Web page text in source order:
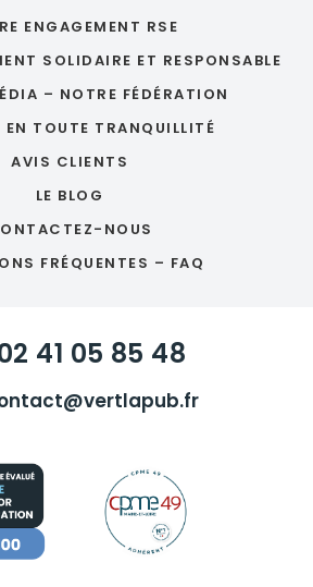
ENGAGEMENT RSE
SOLIDAIRE ET RESPONSABLE
– NOTRE FÉDÉRATION
EN TOUTE TRANQUILLITÉ
AVIS CLIENTS
LE BLOG
NOUS
FRÉQUENTES – FAQ
41 05 85 48